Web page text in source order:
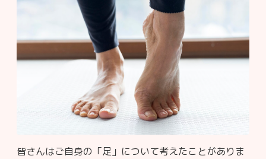
皆さんはご自身の「足」について考えたことがありま